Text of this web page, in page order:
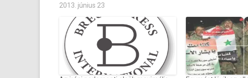
2013. június 23